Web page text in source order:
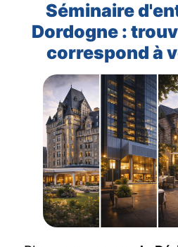
Séminaire
Dordogne :
correspond à